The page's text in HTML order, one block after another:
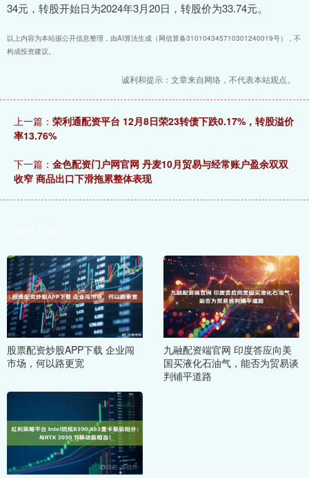
34元，转股开始日为2024年3月20日，转股价为33.74元。
以上内容为本站据公开信息整理，由AI算法生成（网信算备310104345710301240019号），不
构成投资建议。
诚利和提示：文章来自网络，不代表本站观点。
上一篇： 荣利通配资平台 12月8日荣23转债下跌0.17%，转股溢价
率13.76%
下一篇： 金色配资门户网官网 丹麦10月贸易与经常账户盈余双双
收窄 商品出口下滑拖累整体表现
股票配资炒股APP下载 企业闯
市场，何以路更宽
九融配资端官网 印度答应向美
国买液化石油气，能否为贸易谈
判铺平道路